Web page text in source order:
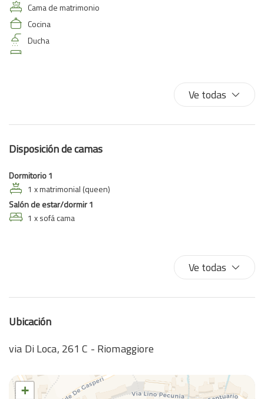
Cama de matrimonio
Cocina
Ducha
Ve todas
Disposición de camas
Dormitorio 1
1 x matrimonial (queen)
Salón de estar/dormir 1
1 x sofá cama
Ve todas
Ubicación
via Di Loca, 261 C - Riomaggiore
+